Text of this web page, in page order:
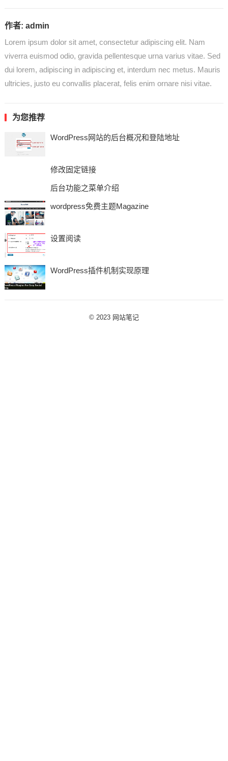
作者: admin
Lorem ipsum dolor sit amet, consectetur adipiscing elit. Nam
viverra euismod odio, gravida pellentesque urna varius vitae. Sed
dui lorem, adipiscing in adipiscing et, interdum nec metus. Mauris
ultricies, justo eu convallis placerat, felis enim ornare nisi vitae.
为您推荐
WordPress网站的后台概况和登陆地址
修改固定链接
后台功能之菜单介绍
wordpress免费主题Magazine
设置阅读
WordPress插件机制实现原理
© 2023 网站笔记